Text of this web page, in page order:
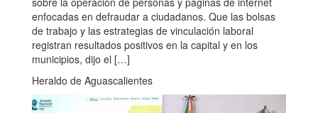
enfocadas en defraudar a ciudadanos. Que las bolsas
de trabajo y las estrategias de vinculación laboral
registran resultados positivos en la capital y en los
municipios, dijo el […]
Heraldo de Aguascalientes